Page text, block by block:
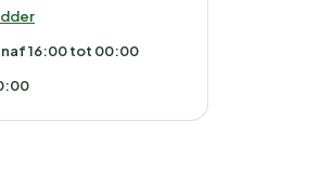
16:00 tot 00:00